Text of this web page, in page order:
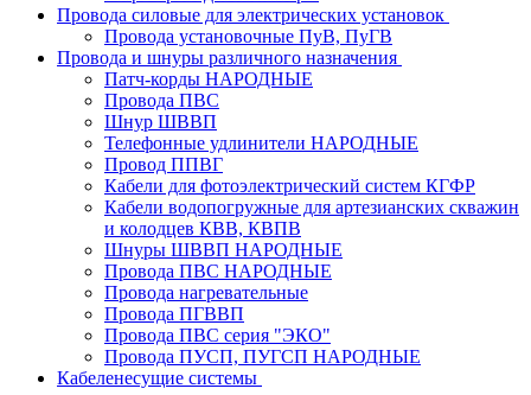
Провода силовые для электрических установок
Провода установочные ПуВ, ПуГВ
Провода и шнуры различного назначения
Патч-корды НАРОДНЫЕ
Провода ПВС
Шнур ШВВП
Телефонные удлинители НАРОДНЫЕ
Провод ППВГ
Кабели для фотоэлектрический систем КГФР
Кабели водопогружные для артезианских скважин
и колодцев КВВ, КВПВ
Шнуры ШВВП НАРОДНЫЕ
Провода ПВС НАРОДНЫЕ
Провода нагревательные
Провода ПГВВП
Провода ПВС серия "ЭКО"
Провода ПУСП, ПУГСП НАРОДНЫЕ
Кабеленесущие системы